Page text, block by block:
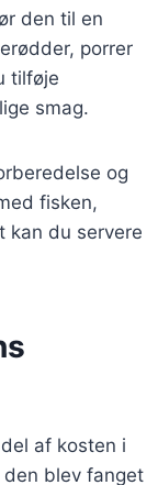
den til en
porrer
tilføje
smag.
og
fisken,
kan du servere
af kosten i
blev fanget